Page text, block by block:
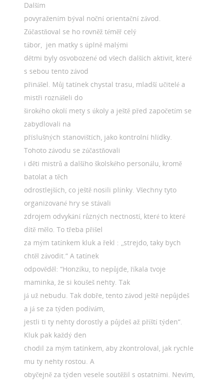
Dalším
povyražením býval noční orientační závod.
Zúčastňoval se ho rovněž téměř celý
tábor, jen matky s úplně malými
dětmi byly osvobozené od všech dalších aktivit, které
s sebou tento závod
přinášel. Můj tatínek chystal trasu, mladší učitelé a
mistři roznášeli do
širokého okolí mety s úkoly a ještě před započetím se
zabydlovali na
příslušných stanovištích, jako kontrolní hlídky.
Tohoto závodu se zúčastňovali
i děti mistrů a dalšího školského personálu, kromě
batolat a těch
odrostlejších, co ještě nosili plínky. Všechny tyto
organizované hry se stávali
zdrojem odvykání různých nectností, které to které
dítě mělo. To třeba přišel
za mým tatínkem kluk a řekl : „strejdo, taky bych
chtěl závodit.“ A tatínek
odpověděl: “Honzíku, to nepůjde, říkala tvoje
maminka, že si koušeš nehty. Tak
já už nebudu. Tak dobře, tento závod ještě nepůjdeš
a já se za týden podívám,
jestli ti ty nehty dorostly a půjdeš až příští týden“.
Kluk pak každý den
chodil za mým tatínkem, aby zkontroloval, jak rychle
mu ty nehty rostou. A
obyčejně za týden vesele soutěžil s ostatními. Nevím,